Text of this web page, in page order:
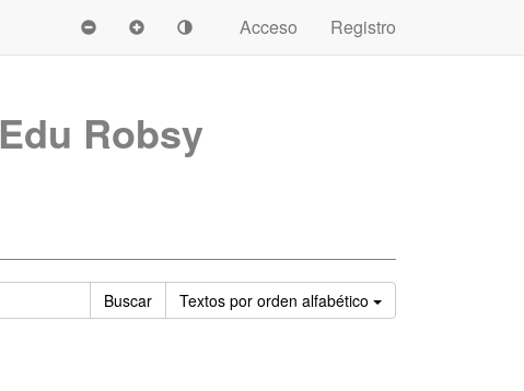
Acceso
Registro
Edu Robsy
Buscar Textos por orden alfabético Ordenar